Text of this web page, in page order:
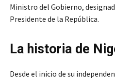
Ministro del Gobierno,
Presidente de la República.
La historia de
Desde el inicio de su